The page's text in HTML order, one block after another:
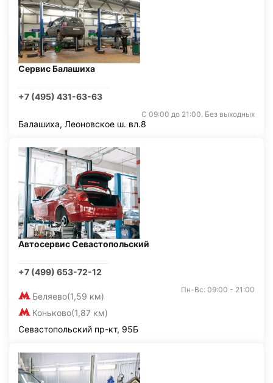
Сервис Балашиха
+7 (495) 431-63-63
С 09:00 до 21:00. Без выходных
Балашиха, Леоновское ш. вл.8
Автосервис Севастопольский
+7 (499) 653-72-12
Беляево(1,59 км)
Коньково(1,87 км)
Пн-Вс: 09:00 - 21:00
Севастопольский пр-кт, 95Б